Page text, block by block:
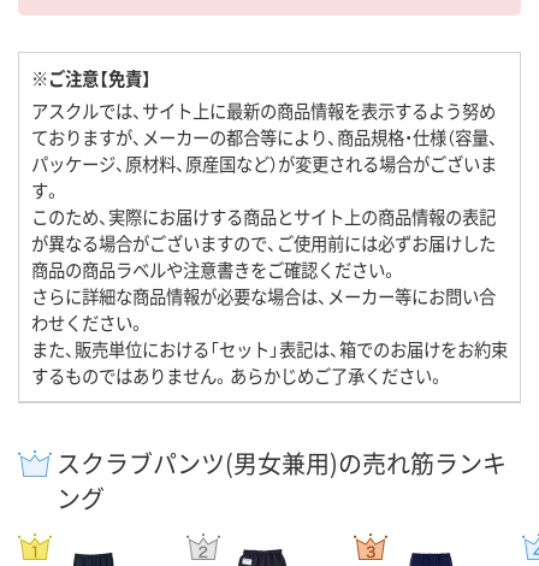
※ご注意【免責】
アスクルでは、サイト上に最新の商品情報を表示するよう努め
ておりますが、メーカーの都合等により、商品規格・仕様（容量、
パッケージ、原材料、原産国など）が変更される場合がございま
す。
このため、実際にお届けする商品とサイト上の商品情報の表記
が異なる場合がございますので、ご使用前には必ずお届けした
商品の商品ラベルや注意書きをご確認ください。
さらに詳細な商品情報が必要な場合は、メーカー等にお問い合
わせください。
また、販売単位における「セット」表記は、箱でのお届けをお約束
するものではありません。あらかじめご了承ください。
スクラブパンツ(男女兼用)の売れ筋ランキ
ング